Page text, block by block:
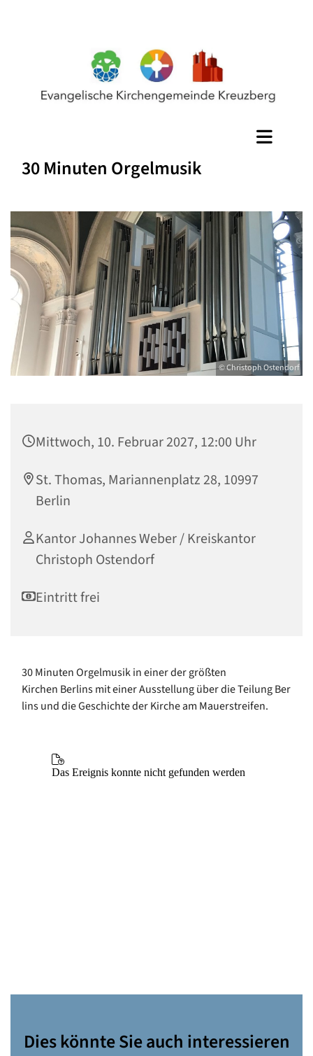
30 Minuten Orgelmusik
© Christoph Ostendorf
Mittwoch, 10. Februar 2027, 12:00 Uhr
St. Thomas, Mariannenplatz 28, 10997
Berlin
Kantor Johannes Weber / Kreiskantor
Christoph Ostendorf
Eintritt frei
30 Minuten Orgelmusik in einer der größten
Kirchen Berlins mit einer Ausstellung über die Teilung Ber
lins und die Geschichte der Kirche am Mauerstreifen.
Dies könnte Sie auch interessieren